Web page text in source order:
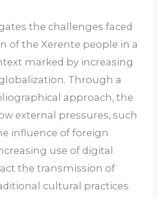
the challenges faced
of the Xerente people in a
marked by increasing
Through a
approach, the
external pressures, such
influence of foreign
use of digital
the transmission of
cultural practices.